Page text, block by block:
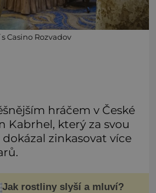
Casino Rozvadov
hráčem v České
Kabrhel, který za svou
zinkasovat více
Jak rostliny slyší a mluví?